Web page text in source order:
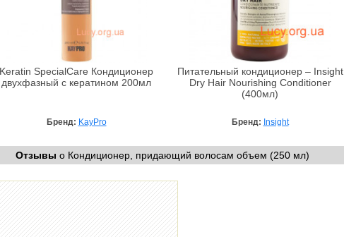
Keratin SpecialCare Кондиционер
двухфазный с кератином 200мл
Бренд: KayPro
Питательный кондиционер – Insight
Dry Hair Nourishing Conditioner
(400мл)
Бренд: Insight
Отзывы о Кондиционер, придающий волосам объем (250 мл)